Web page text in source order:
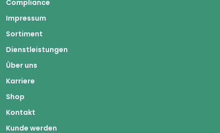
Compliance
Impressum
Sortiment
Dienstleistungen
Über uns
Karriere
Shop
Kontakt
Kunde werden